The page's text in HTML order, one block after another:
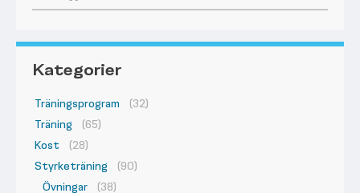
Kategorier
Träningsprogram
(32)
Träning
(65)
Kost
(28)
Styrketräning
(90)
Övningar
(38)